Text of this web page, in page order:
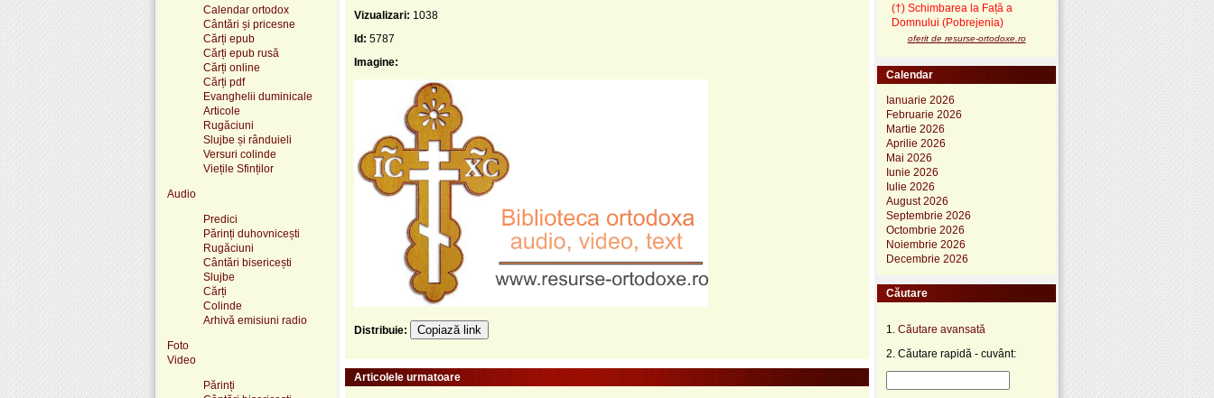
Vizualizari: 1038
Id: 5787
Imagine:
Distribuie: Copiază link
Articolele urmatoare
Calendar ortodox
Cântări și pricesne
Cărți epub
Cărți epub rusă
Cărți online
Cărți pdf
Evanghelii duminicale
Articole
Rugăciuni
Slujbe și rânduieli
Versuri colinde
Viețile Sfinților
Audio
Predici
Părinți duhovnicești
Rugăciuni
Cântări bisericești
Slujbe
Cărți
Colinde
Arhivă emisiuni radio
Foto
Video
Părinți
(†) Schimbarea la Față a
Domnului (Pobrejenia)
oferit de resurse-ortodoxe.ro
Calendar
Ianuarie 2026
Februarie 2026
Martie 2026
Aprilie 2026
Mai 2026
Iunie 2026
Iulie 2026
August 2026
Septembrie 2026
Octombrie 2026
Noiembrie 2026
Decembrie 2026
Căutare
1. Căutare avansată
2. Căutare rapidă - cuvânt: